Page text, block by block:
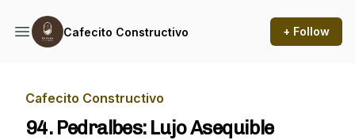
Cafecito Constructivo + Follow
Cafecito Constructivo
94. Pedralbes: Lujo Asequible